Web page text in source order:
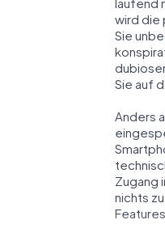
laufend
wird die
Sie
Sie auf
Anders
Zugang
nichts